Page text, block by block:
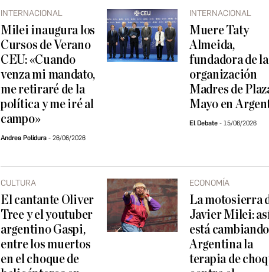
INTERNACIONAL
Milei inaugura los
Cursos de Verano
CEU: «Cuando
venza mi mandato,
me retiraré de la
política y me iré al
campo»
Andrea Polidura 26/06/2026
INTERNACIONAL
Muere Taty
Almeida,
fundadora de la
organización
Madres de
Mayo en
El Debate 15/06/2026
CULTURA
El cantante Oliver
Tree y el youtuber
argentino Gaspi,
entre los muertos
en el choque de
ECONOMÍA
La motosierra
Javier Milei:
está cambiando
Argentina la
terapia de